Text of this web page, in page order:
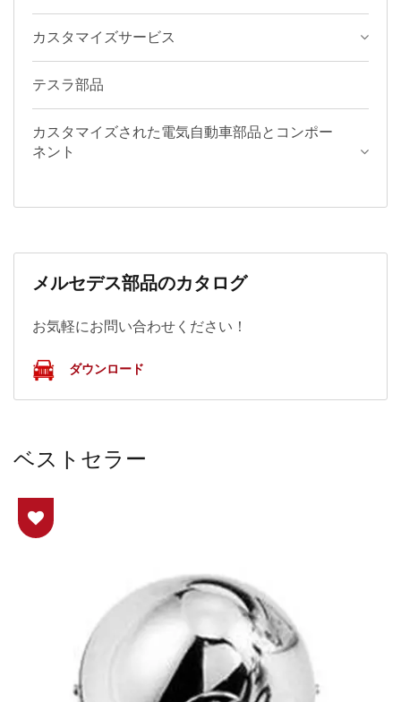
カスタマイズサービス
テスラ部品
カスタマイズされた電気自動車部品とコンポー
ネント
メルセデス部品のカタログ
お気軽にお問い合わせください！
ダウンロード
ベストセラー